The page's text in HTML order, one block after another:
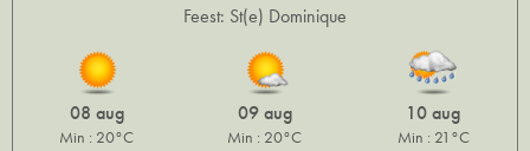
Feest: St(e) Dominique
08 aug
Min : 20°C
09 aug
Min : 20°C
10 aug
Min : 21°C